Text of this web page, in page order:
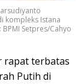
kompleks Istana
Setpres/Cahyo
rapat terbatas
Putih di